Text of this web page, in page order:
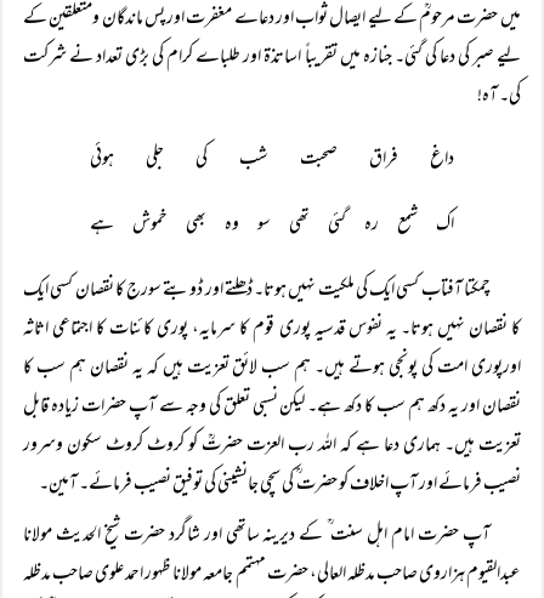
میں حضرت مرحومؒ کے لیے ایصال ثواب اور دعاے مغفرت اور پس ماندگان ومتعلقین کے
لیے صبر کی دعا کی گئی۔ جنازہ میں تقریباً اساتذۃ اور طلباے کرام کی بڑی تعداد نے شرکت
کی۔ آہ!
داغ فراق صحبت شب کی جلی ہوئی
اک شمع رہ گئی تھی سو وہ بھی خموش ہے
چمکتا آفتاب کسی ایک کی ملکیت نہیں ہوتا۔ ڈھلتے اور ڈوبتے سورج کا نقصان کسی ایک
کا نقصان نہیں ہوتا۔ یہ نفوس قدسیہ پوری قوم کا سرمایہ، پوری کائنات کا اجتماعی اثاثہ
اورپوری امت کی پونجی ہوتے ہیں۔ ہم سب لائق تعزیت ہیں کہ یہ نقصان ہم سب کا
نقصان اور یہ دکھ ہم سب کا دکھ ہے۔ لیکن نسبی تعلق کی وجہ سے آپ حضرات زیادہ قابل
تعزیت ہیں۔ ہماری دعا ہے کہ اللہ رب العزت حضرتؒ کو کروٹ کروٹ سکون وسرور
نصیب فرمائے اور آپ اخلاف کو حضرت ؒ کی سچی جانشینی کی توفیق نصیب فرمائے۔ آمین۔
آپ حضرت امام اہل سنت ؒ کے دیرینہ ساتھی اور شاگرد حضرت شیخ الحدیث مولانا
عبدالقیوم ہزاروی صاحب مدظلہ العالی، حضرت مہتمم جامعہ مولانا ظہور احمد علوی صاحب مدظلہ